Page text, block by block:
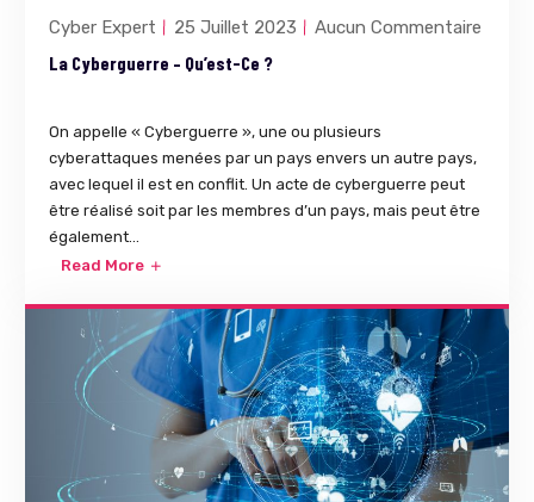
Cyber Expert 25 Juillet 2023 Aucun Commentaire
La Cyberguerre – Qu’est-Ce ?
On appelle « Cyberguerre », une ou plusieurs
cyberattaques menées par un pays envers un autre pays,
avec lequel il est en conflit. Un acte de cyberguerre peut
être réalisé soit par les membres d’un pays, mais peut être
également...
Read More